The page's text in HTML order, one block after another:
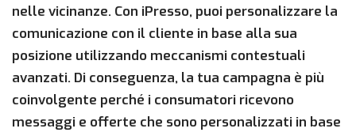
nelle vicinanze. Con iPresso, puoi personalizzare la
comunicazione con il cliente in base alla sua
posizione utilizzando meccanismi contestuali
avanzati. Di conseguenza, la tua campagna è più
coinvolgente perché i consumatori ricevono
messaggi e offerte che sono personalizzati in base